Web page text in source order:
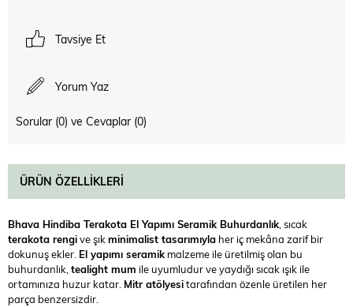
Tavsiye Et
Yorum Yaz
Sorular (0) ve Cevaplar (0)
ÜRÜN ÖZELLIKLERI
Bhava Hindiba Terakota El Yapımı Seramik Buhurdanlık, sıcak
terakota rengive şıkminimalist tasarımıyla her iç mekâna zarif bir
dokunuş ekler. El yapımı seramik malzeme ile üretilmiş olan bu
buhurdanlık,tealight mum ile uyumludur ve yaydığı sıcak ışık ile
ortamınıza huzur katar. Mitr atölyesitarafından özenle üretilen her
parça benzersizdir.